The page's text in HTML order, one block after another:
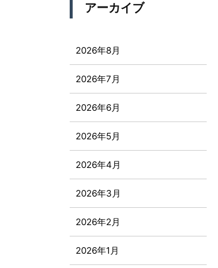
アーカイブ
2026年8月
2026年7月
2026年6月
2026年5月
2026年4月
2026年3月
2026年2月
2026年1月